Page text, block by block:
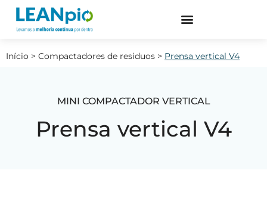
Início > Compactadores de residuos > Prensa vertical V4
MINI COMPACTADOR VERTICAL
Prensa vertical V4